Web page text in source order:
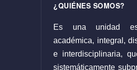
¿QUIÉNES SOMOS?
Es una unidad
académica, integral,
e interdisciplinaria,
sistemáticamente